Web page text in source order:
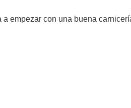
empezar con una buena